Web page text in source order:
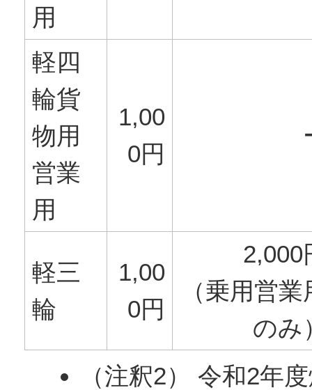
用
軽四
輪貨
物用
営業
用
1,00
0円
軽三
輪
1,00
0円
2,000
（乗用営業
のみ
（注釈2） 令和2年